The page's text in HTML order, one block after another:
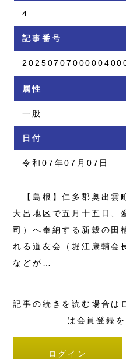
4
記事番号
属性
一般
日付
令和07年07月07日
【島根】仁多郡奥出雲
大呂地区で五月十五日、
司）へ奉納する新穀の田
れる道友会（堀江康輔会
などが…
記事の続きを読む場合は
は会員登録
ログイン